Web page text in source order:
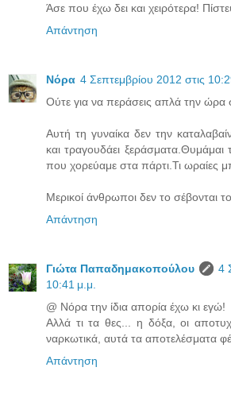
Άσε που έχω δει και χειρότερα!
Απάντηση
Νόρα 4 Σεπτεμβρίου 2012 στις
Ούτε για να περάσεις απλά την ώρα
Αυτή τη γυναίκα δεν την
και τραγουδάει ξεράσματα.Θυμάμαι
που χορεύαμε στα πάρτι.Τι ωραίες
Μερικοί άνθρωποι δεν το σέβονται
Απάντηση
Γιώτα Παπαδημακοπούλου
4
10:41 μ.μ.
@ Νόρα την ίδια απορία έχω κι εγώ!
Αλλά τι τα θες... η δόξα, οι
ναρκωτικά, αυτά τα αποτελέσματα
Απάντηση